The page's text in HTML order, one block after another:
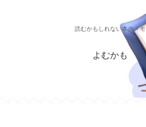
読むかもしれない本のメモ
よむかも